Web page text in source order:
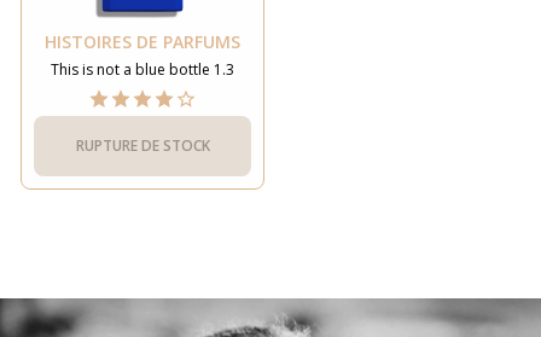
HISTOIRES DE PARFUMS
This is not a blue bottle 1.3
RUPTURE DE STOCK